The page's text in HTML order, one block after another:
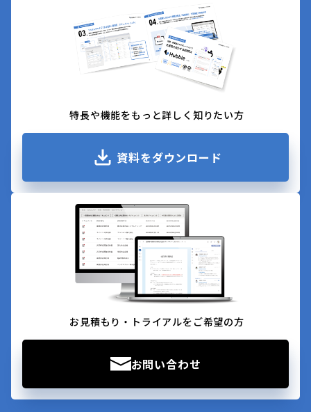
特長や機能をもっと詳しく知りたい方
資料をダウンロード
お見積もり・トライアルをご希望の方
お問い合わせ